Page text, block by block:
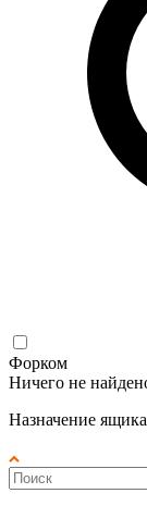
Форком
Ничего не
Назначение ящика